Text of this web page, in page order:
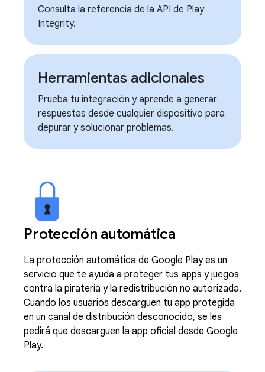
Consulta la referencia de la API de Play
Integrity.
Herramientas adicionales
Prueba tu integración y aprende a generar
respuestas desde cualquier dispositivo para
depurar y solucionar problemas.
Protección automática
La protección automática de Google Play es un
servicio que te ayuda a proteger tus apps y juegos
contra la piratería y la redistribución no autorizada.
Cuando los usuarios descarguen tu app protegida
en un canal de distribución desconocido, se les
pedirá que descarguen la app oficial desde Google
Play.